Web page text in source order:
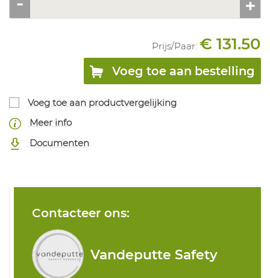
Prijs/Paar: € 131.50
Voeg toe aan bestelling
Voeg toe aan productvergelijking
Meer info
Documenten
Contacteer ons:
Vandeputte Safety